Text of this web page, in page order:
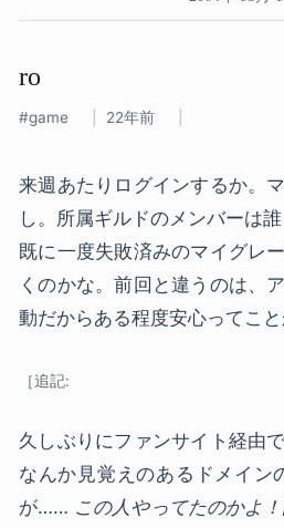
ro
game 22年前
来週あたりログインするか。
し。所属ギルドのメンバーは
既に一度失敗済みのマイグレ
くのかな。前回と違うのは、
動だからある程度安心ってこと
久しぶりにファンサイト経由
なんか見覚えのあるドメイン
が…… この人やってたのかよ